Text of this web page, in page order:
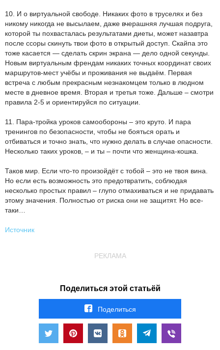
10. И о виртуальной свободе. Никаких фото в труселях и без
никому никогда не высылаем, даже вчерашняя лучшая подруга,
которой ты похвасталась результатами диеты, может назавтра
после ссоры скинуть твои фото в открытый доступ. Скайпа это
тоже касается — сделать скрин экрана — дело одной секунды.
Новым виртуальным френдам никаких точных координат своих
маршрутов-мест учёбы и проживания не выдаём. Первая
встреча с любым прекрасным незнакомцем только в людном
месте в дневное время. Вторая и третья тоже. Дальше – смотри
правила 2-5 и ориентируйся по ситуации.
11. Пара-тройка уроков самообороны – это круто. И пара
тренингов по безопасности, чтобы не бояться орать и
отбиваться и точно знать, что нужно делать в случае опасности.
Несколько таких уроков, – и ты – почти что женщина-кошка.
Таков мир. Если что-то произойдёт с тобой – это не твоя вина.
Но если есть возможность это предотвратить, соблюдая
несколько простых правил – глупо отмахиваться и не придавать
этому значения. Полностью от риска они не защитят. Но все-
таки…
Источник
РЕКЛАМА
Поделиться этой статьёй
Поделиться